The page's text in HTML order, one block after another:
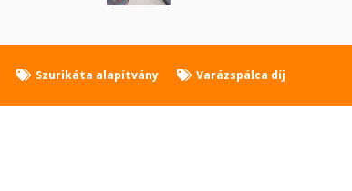
Szurikáta alapítvány Varázspálca díj